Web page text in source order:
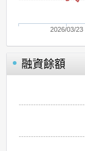
2026/03/23
融資餘額